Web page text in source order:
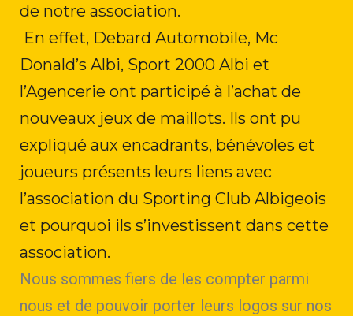
de notre association.
En effet, Debard Automobile, Mc
Donald’s Albi, Sport 2000 Albi et
l’Agencerie ont participé à l’achat de
nouveaux jeux de maillots. Ils ont pu
expliqué aux encadrants, bénévoles et
joueurs présents leurs liens avec
l’association du Sporting Club Albigeois
et pourquoi ils s’investissent dans cette
association.
Nous sommes fiers de les compter parmi
nous et de pouvoir porter leurs logos sur nos